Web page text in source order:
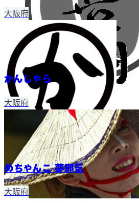
大阪府
かんしゃら
大阪府
めちゃんこ 夢邪気
大阪府